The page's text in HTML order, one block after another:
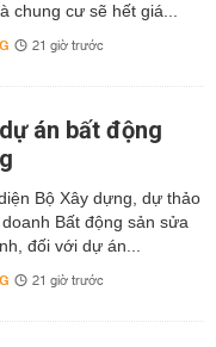
chung cư sẽ hết giá...
21 giờ trước
án bất động
Bộ Xây dựng, dự thảo
Bất động sản sửa
đối với dự án...
21 giờ trước